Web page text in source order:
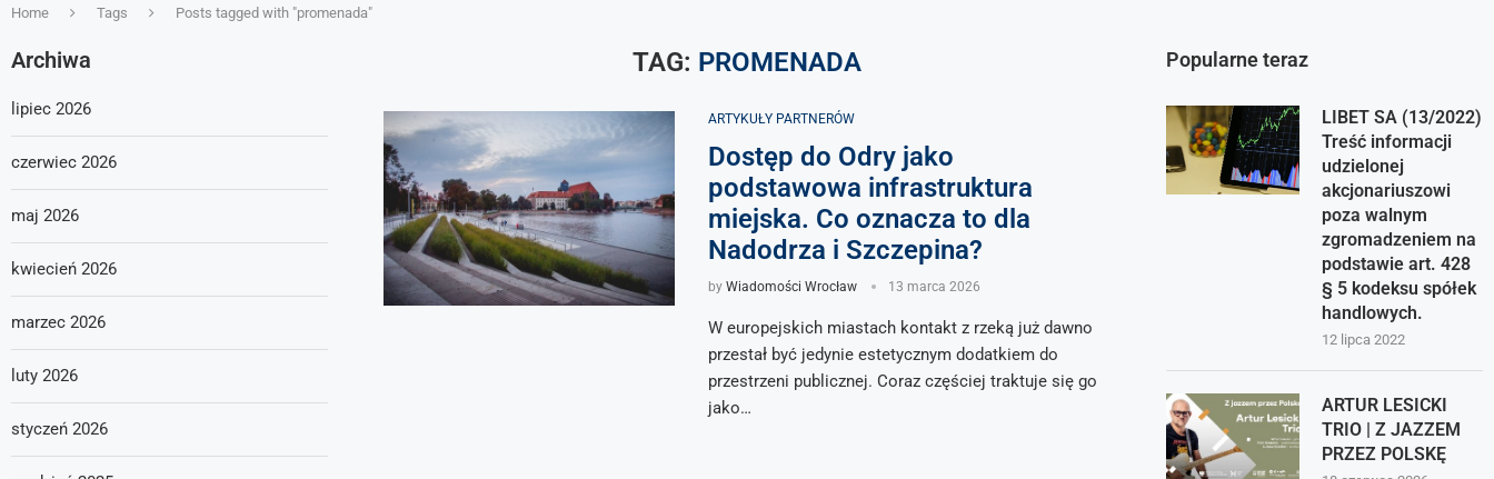
Home Tags Posts tagged with "promenada"
TAG: PROMENADA
ARTYKUŁY PARTNERÓW
Dostęp do Odry jako
podstawowa infrastruktura
miejska. Co oznacza to dla
Nadodrza i Szczepina?
by Wiadomości Wrocław 13 marca 2026
W europejskich miastach kontakt z rzeką już dawno
przestał być jedynie estetycznym dodatkiem do
przestrzeni publicznej. Coraz częściej traktuje się go
jako…
Popularne teraz
LIBET SA (13/2022)
Treść informacji
udzielonej
akcjonariuszowi
poza walnym
zgromadzeniem na
podstawie art. 428
§ 5 kodeksu spółek
handlowych.
12 lipca 2022
ARTUR LESICKI
TRIO | Z JAZZEM
PRZEZ POLSKĘ
Archiwa
lipiec 2026
czerwiec 2026
maj 2026
kwiecień 2026
marzec 2026
luty 2026
styczeń 2026